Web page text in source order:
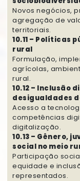
Novos negócios,
agregação de
territoriais.
10.11 – Políticas
rural
Formulação,
agrícolas,
rural.
10.12 –
desigualdades
Acesso a
competências
digitalização.
10.13 – Gênero,
social no meio
Participação
equidade e
representados.